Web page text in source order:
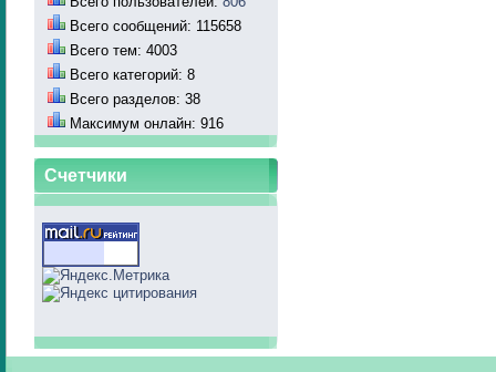
Всего сообщений: 115658
Всего тем: 4003
Всего категорий: 8
Всего разделов: 38
Максимум онлайн: 916
Счетчики